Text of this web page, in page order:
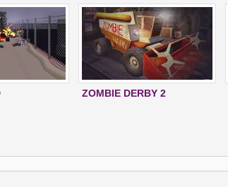
ZOMBIE DERBY 2